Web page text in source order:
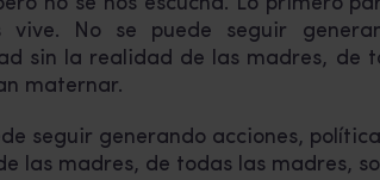
vive. No se puede seguir
sin la realidad de las madres, de
maternar.
seguir generando acciones,
las madres, de todas las madres,